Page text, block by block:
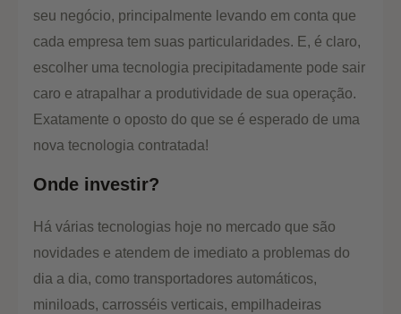
seu negócio, principalmente levando em conta que
cada empresa tem suas particularidades. E, é claro,
escolher uma tecnologia precipitadamente pode sair
caro e atrapalhar a produtividade de sua operação.
Exatamente o oposto do que se é esperado de uma
nova tecnologia contratada!
Onde investir?
Há várias tecnologias hoje no mercado que são
novidades e atendem de imediato a problemas do
dia a dia, como transportadores automáticos,
miniloads, carrosséis verticais, empilhadeiras